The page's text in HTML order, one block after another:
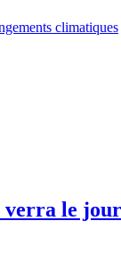
climatiques
verra le